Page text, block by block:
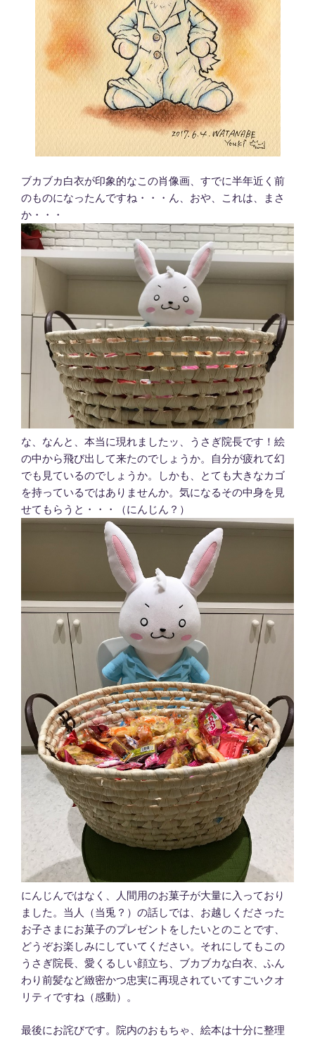
ブカブカ白衣が印象的なこの肖像画、すでに半年近く前
のものになったんですね・・・ん、おや、これは、まさ
か・・・
な、なんと、本当に現れましたッ、うさぎ院長です！絵
の中から飛び出して来たのでしょうか。自分が疲れて幻
でも見ているのでしょうか。しかも、とても大きなカゴ
を持っているではありませんか。気になるその中身を見
せてもらうと・・・（にんじん？）
にんじんではなく、人間用のお菓子が大量に入っており
ました。当人（当兎？）の話しでは、お越しくださった
お子さまにお菓子のプレゼントをしたいとのことです、
どうぞお楽しみにしていてください。それにしてもこの
うさぎ院長、愛くるしい顔立ち、ブカブカな白衣、ふん
わり前髪など緻密かつ忠実に再現されていてすごいクオ
リティですね（感動）。
最後にお詫びです。院内のおもちゃ、絵本は十分に整理